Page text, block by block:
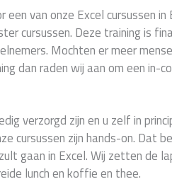
een van onze Excel cursussen
cursussen. Deze training is
Mochten er meer
dan raden wij aan om een in-
verzorgd zijn en u zelf in
cursussen zijn hands-on. Dat
gaan in Excel. Wij zetten de
lunch en koffie en thee.